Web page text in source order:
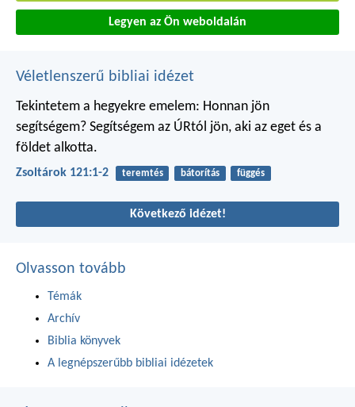
Legyen az Ön weboldalán
Véletlenszerű bibliai idézet
Tekintetem a hegyekre emelem: Honnan jön
segítségem? Segítségem az ÚRtól jön, aki az eget és a
földet alkotta.
Zsoltárok 121:1-2 teremtés bátorítás függés
Következő idézet!
Olvasson tovább
Témák
Archív
Biblia könyvek
A legnépszerűbb bibliai idézetek